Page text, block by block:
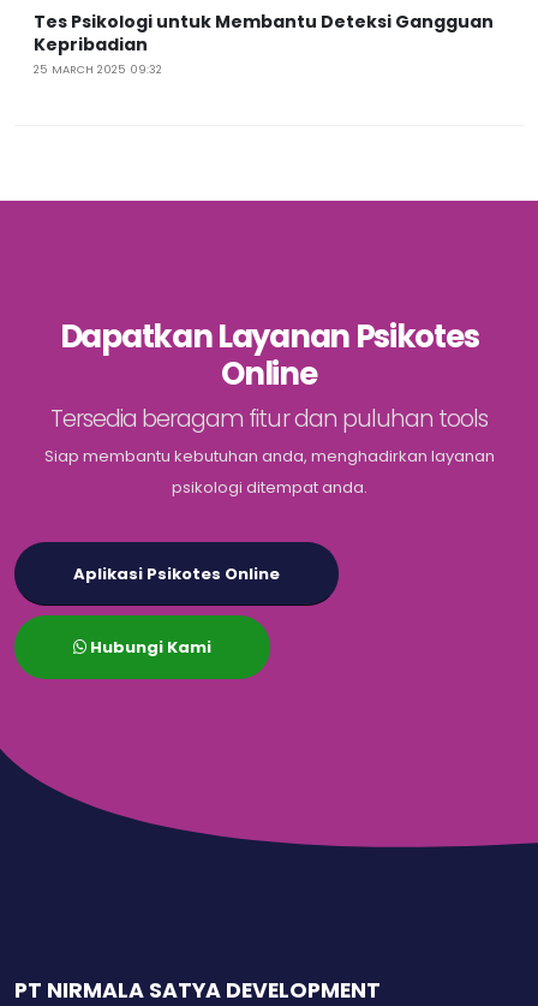
Tes Psikologi untuk Membantu Deteksi Gangguan
Kepribadian
25 MARCH 2025 09:32
Dapatkan Layanan Psikotes
Online
Tersedia beragam fitur dan puluhan tools
Siap membantu kebutuhan anda, menghadirkan layanan
psikologi ditempat anda.
Aplikasi Psikotes Online
Hubungi Kami
PT NIRMALA SATYA DEVELOPMENT